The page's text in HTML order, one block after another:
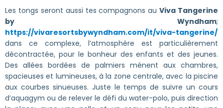
Les tongs seront aussi tes compagnons auViva Tangerine
by Wyndham;
https://vivaresortsbywyndham.com/it/viva-tangerine/
dans ce complexe, l’atmosphère est particulièrement
décontractée, pour le bonheur des enfants et des jeunes.
Des allées bordées de palmiers mènent aux chambres,
spacieuses et lumineuses, à la zone centrale, avec la piscine
aux courbes sinueuses. Juste le temps de suivre un cours
d’aquagym ou de relever le défi du water-polo, puis direction